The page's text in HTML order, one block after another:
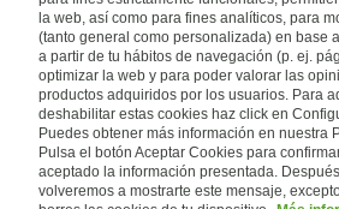
Sostenibilidad
Turismo accesible
Tarjeta El Corte Inglés
Trabaja con nosotros
El Corte Inglés
Canal Ético
Guías de viaje
Catálogos
Auto check-in
Condiciones Generales
Política de privacidad
Política de cookies
Accesibilidad
Empresas/ Grupos
Internacional
España
Visita nuestro blog
la web, así como para fines analíticos, para
(tanto general como personalizada) en base
a partir de tu hábitos de navegación (p. ej.
optimizar la web y para poder valorar las
productos adquiridos por los usuarios. Para
deshabilitar estas cookies haz click en
Puedes obtener más información en nuestra
Pulsa el botón Aceptar Cookies para
aceptado la información presentada.
volveremos a mostrarte este mensaje,